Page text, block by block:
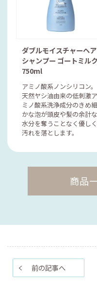
ダブルモイスチャーヘア
シャンプー ゴートミルク
750ml
アミノ酸系ノンシリコン。
天然ヤシ油由来の低刺激ア
ミノ酸系洗浄成分のきめ細
かな泡が頭皮や髪の余計な
水分を奪うことなく優しく
汚れを落とします。
商品
前の記事へ